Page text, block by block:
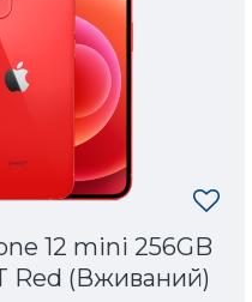
12 mini 256GB
Red (Вживаний)